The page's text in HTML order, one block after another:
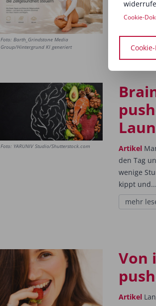
Foto: Barth_Grindstone Media
Group/Hintergrund KI generiert
ArtikelIn
wir uns
mehr
Foto: YARUNIV Studio/Shutterstock.com Artikel
den Tag
wenige
kippt und...
mehr
Von
Artikel
Cookie-